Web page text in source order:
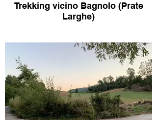
Trekking vicino Bagnolo (Prate
Larghe)